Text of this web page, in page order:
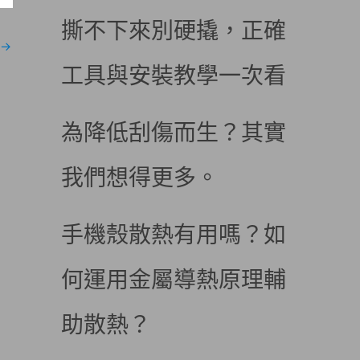
→
撕不下來別硬撬，正確
工具與安裝教學一次看
為降低刮傷而生？其實
我們想得更多。
手機殼散熱有用嗎？如
何運用金屬導熱原理輔
助散熱？